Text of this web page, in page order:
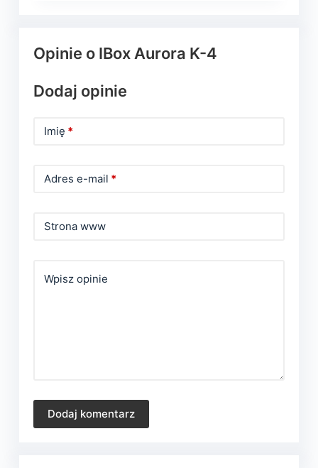
Opinie o IBox Aurora K-4
Dodaj opinie
Imię *
Adres e-mail *
Strona www
Wpisz opinie
Dodaj komentarz